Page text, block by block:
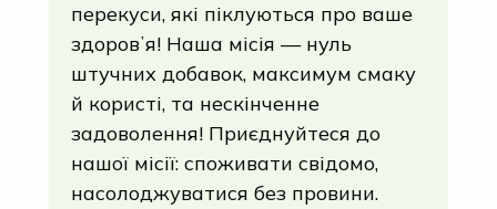
перекуси, які піклуються про ваше
здоровʼя! Наша місія — нуль
штучних добавок, максимум смаку
й користі, та нескінченне
задоволення! Приєднуйтеся до
нашої місії: споживати свідомо,
насолоджуватися без провини.